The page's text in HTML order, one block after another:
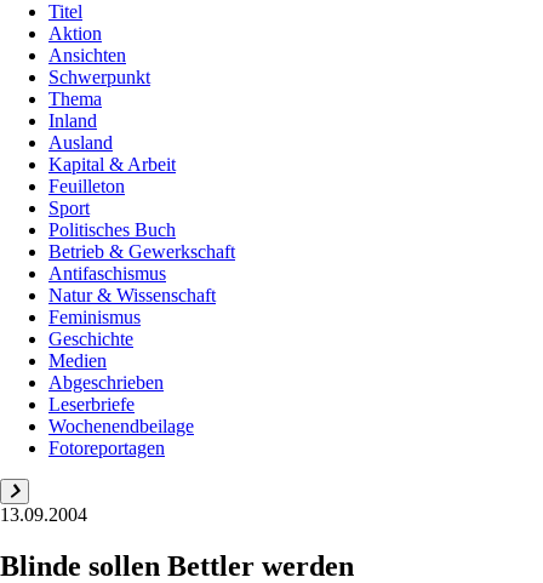
Titel
Aktion
Ansichten
Schwerpunkt
Thema
Inland
Ausland
Kapital & Arbeit
Feuilleton
Sport
Politisches Buch
Betrieb & Gewerkschaft
Antifaschismus
Natur & Wissenschaft
Feminismus
Geschichte
Medien
Abgeschrieben
Leserbriefe
Wochenendbeilage
Fotoreportagen
13.09.2004
Blinde sollen Bettler werden